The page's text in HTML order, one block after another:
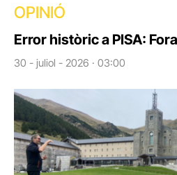
OPINIÓ
Error històric a PISA:
30 - juliol - 2026 · 03:00